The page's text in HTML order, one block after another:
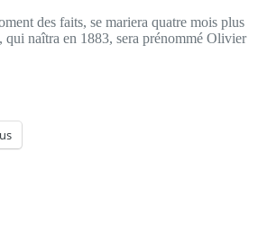
des faits, se mariera quatre mois plus
qui naîtra en 1883, sera prénommé Olivier